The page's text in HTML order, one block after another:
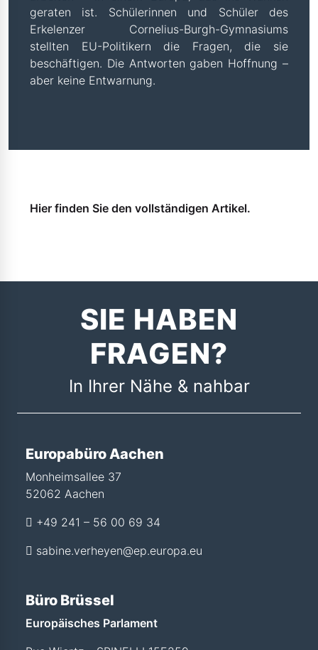
geraten ist. Schülerinnen und Schüler des
Erkelenzer Cornelius-Burgh-Gymnasiums
stellten EU-Politikern die Fragen, die sie
beschäftigen. Die Antworten gaben Hoffnung –
aber keine Entwarnung.
Hier finden Sie den vollständigen Artikel.
SIE HABEN
FRAGEN?
In Ihrer Nähe & nahbar
Europabüro Aachen
Monheimsallee 37
52062 Aachen
+49 241 – 56 00 69 34
sabine.verheyen@ep.europa.eu
Büro Brüssel
Europäisches Parlament